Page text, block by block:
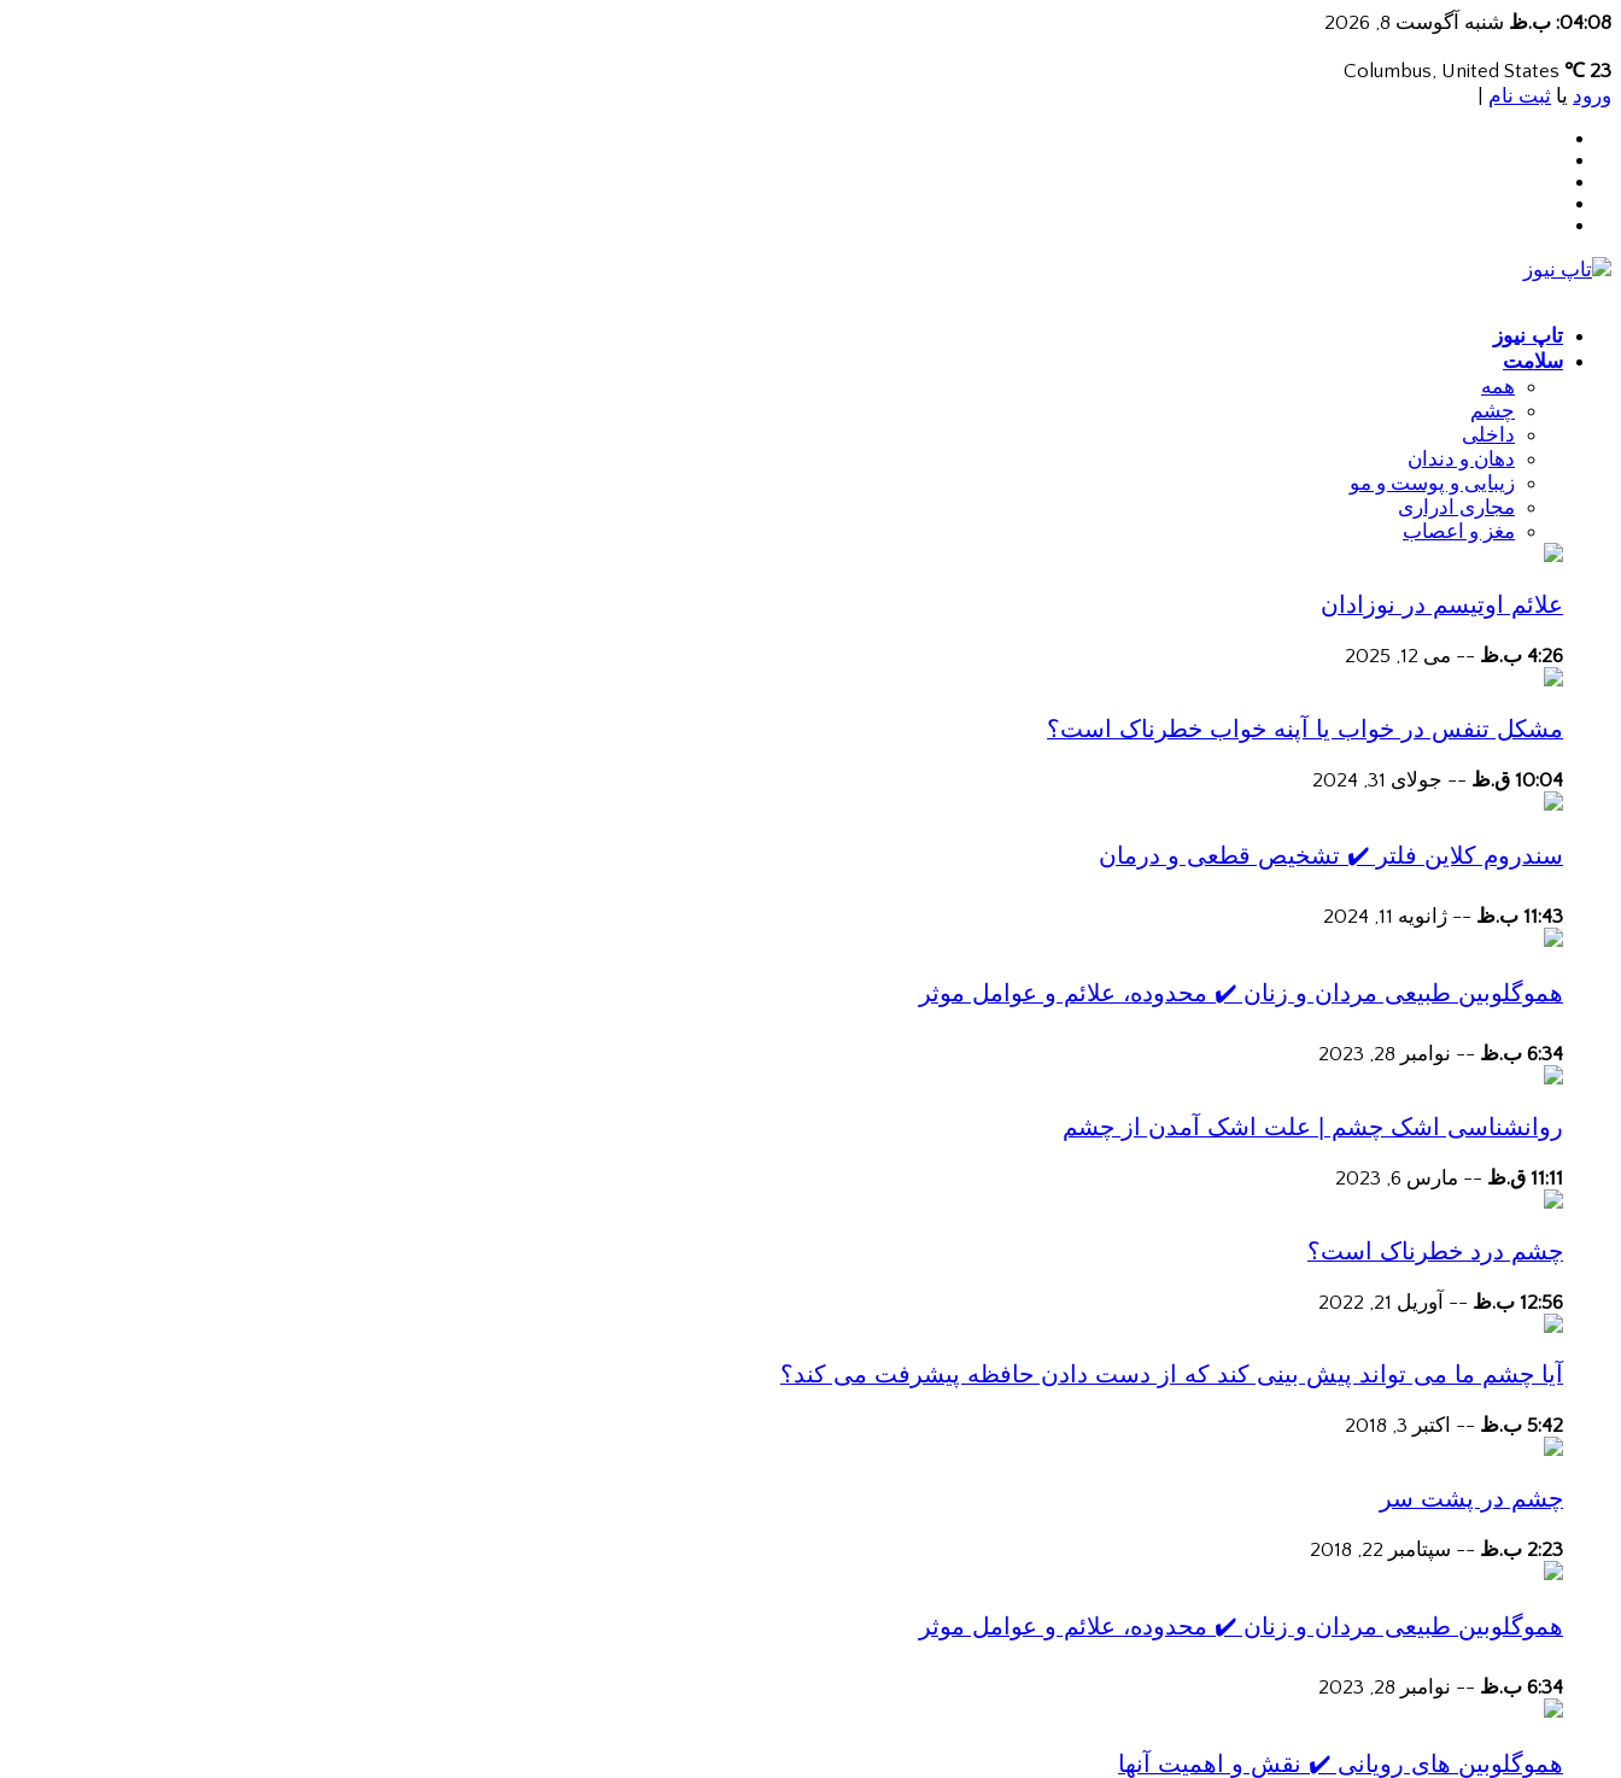
04:08: ب.ظ شنبه آگوست 8, 2026
23 ℃
ورود یا ثبت نام
تاپ نیوز
سلامت
همه
چشم
داخلی
دهان و دندان
زیبایی و پوست و مو
مجاری ادراری
مغز و اعصاب
علائم اوتیسم در نوزادان
4:26 ب.ظ -- می 12, 2025
مشکل تنفس در خواب یا آپنه خواب خطرناک است؟
10:04 ق.ظ -- جولای 31, 2024
سندروم کلاین فلتر ✔️ تشخیص قطعی و درمان
11:43 ب.ظ -- ژانویه 11, 2024
هموگلوبین طبیعی مردان و زنان ✔️ محدوده، علائم و عوامل موثر
6:34 ب.ظ -- نوامبر 28, 2023
روانشناسی اشک چشم | علت اشک آمدن از چشم
11:11 ق.ظ -- مارس 6, 2023
چشم درد خطرناک است؟
12:56 ب.ظ -- آوریل 21, 2022
آیا چشم ما می تواند پیش بینی کند که از دست دادن حافظه پیشرفت می کند؟
5:42 ب.ظ -- اکتبر 3, 2018
چشم در پشت سر
2:23 ب.ظ -- سپتامبر 22, 2018
هموگلوبین طبیعی مردان و زنان ✔️ محدوده، علائم و عوامل موثر
6:34 ب.ظ -- نوامبر 28, 2023
هموگلوبین های رویانی ✔️ نقش و اهمیت آنها